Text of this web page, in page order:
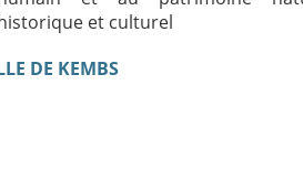
et culturel
DE KEMBS